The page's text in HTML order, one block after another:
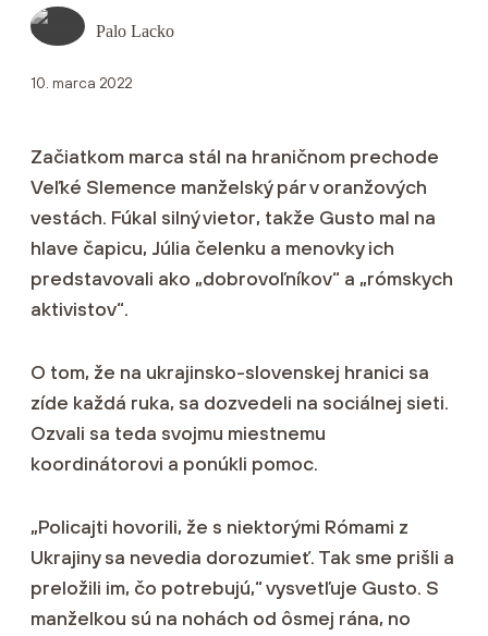
Palo Lacko
10. marca 2022
Začiatkom marca stál na hraničnom prechode
Veľké Slemence manželský pár v oranžových
vestách. Fúkal silný vietor, takže Gusto mal na
hlave čapicu, Júlia čelenku a menovky ich
predstavovali ako „dobrovoľníkov“ a „rómskych
aktivistov“.
O tom, že na ukrajinsko-slovenskej hranici sa
zíde každá ruka, sa dozvedeli na sociálnej sieti.
Ozvali sa teda svojmu miestnemu
koordinátorovi a ponúkli pomoc.
„Policajti hovorili, že s niektorými Rómami z
Ukrajiny sa nevedia dorozumieť. Tak sme prišli a
preložili im, čo potrebujú,“ vysvetľuje Gusto. S
manželkou sú na nohách od ôsmej rána, no